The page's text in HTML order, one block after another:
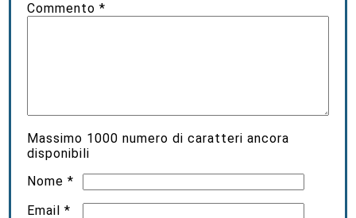
Commento*
Massimo 1000 numero di caratteri ancora
disponibili
Nome*
Email*